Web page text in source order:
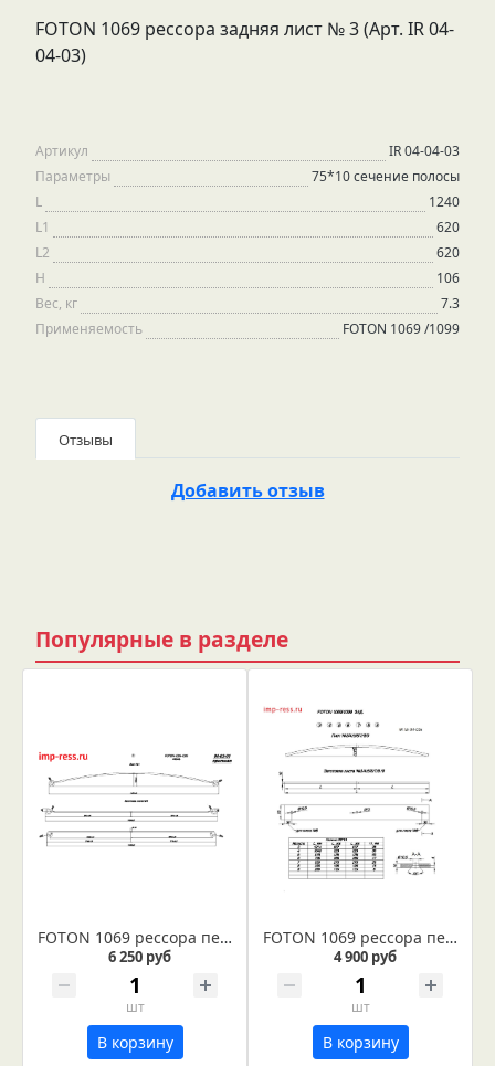
FOTON 1069 рессора задняя лист № 3 (Арт. IR 04-
04-03)
Артикул
IR 04-04-03
Параметры
75*10 сечение полосы
L
1240
L1
620
L2
620
H
106
Вес, кг
7.3
Применяемость
FOTON 1069 /1099
Отзывы
Добавить отзыв
Популярные в разделе
FOTON 1069 рессора передняя усиленная лист № 1 (Арт. IR 04-03-01)
6 250 руб
шт
В корзину
FOTON 1069 рессора передняя усиленная лист № 3 (Арт. IR 04-03-03)
4 900 руб
шт
В корзину